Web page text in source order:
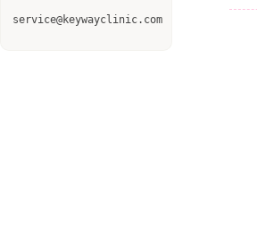
service@keywayclinic.com